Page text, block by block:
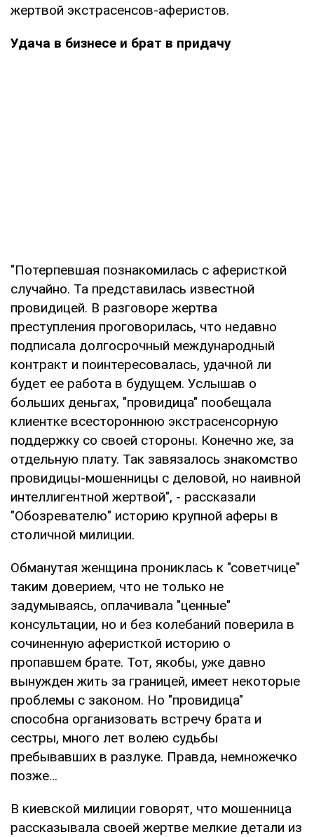
жертвой экстрасенсов-аферистов.
Удача в бизнесе и брат в придачу
"Потерпевшая познакомилась с аферисткой
случайно. Та представилась известной
провидицей. В разговоре жертва
преступления проговорилась, что недавно
подписала долгосрочный международный
контракт и поинтересовалась, удачной ли
будет ее работа в будущем. Услышав о
больших деньгах, "провидица" пообещала
клиентке всестороннюю экстрасенсорную
поддержку со своей стороны. Конечно же, за
отдельную плату. Так завязалось знакомство
провидицы-мошенницы с деловой, но наивной
интеллигентной жертвой", - рассказали
"Обозревателю" историю крупной аферы в
столичной милиции.
Обманутая женщина прониклась к "советчице"
таким доверием, что не только не
задумываясь, оплачивала "ценные"
консультации, но и без колебаний поверила в
сочиненную аферисткой историю о
пропавшем брате. Тот, якобы, уже давно
вынужден жить за границей, имеет некоторые
проблемы с законом. Но "провидица"
способна организовать встречу брата и
сестры, много лет волею судьбы
пребывавших в разлуке. Правда, немножечко
позже…
В киевской милиции говорят, что мошенница
рассказывала своей жертве мелкие детали из